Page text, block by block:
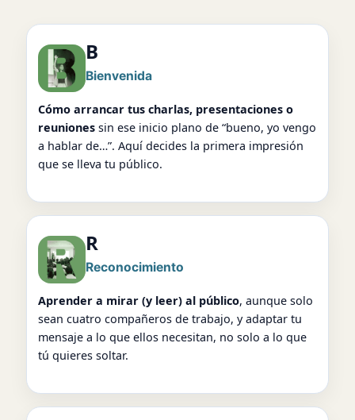
B
Bienvenida
Cómo arrancar tus charlas, presentaciones o
reuniones sin ese inicio plano de “bueno, yo vengo
a hablar de…”. Aquí decides la primera impresión
que se lleva tu público.
R
Reconocimiento
Aprender a mirar (y leer) al público, aunque solo
sean cuatro compañeros de trabajo, y adaptar tu
mensaje a lo que ellos necesitan, no solo a lo que
tú quieres soltar.